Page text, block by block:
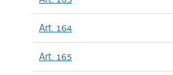
Art. 164
Art. 165